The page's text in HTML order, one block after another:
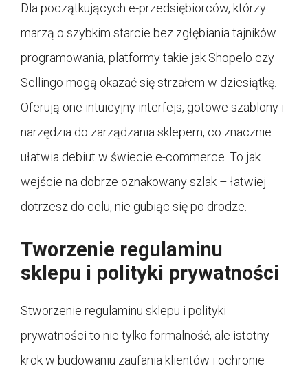
Dla początkujących e-przedsiębiorców, którzy
marzą o szybkim starcie bez zgłębiania tajników
programowania, platformy takie jak Shopelo czy
Sellingo mogą okazać się strzałem w dziesiątkę.
Oferują one intuicyjny interfejs, gotowe szablony i
narzędzia do zarządzania sklepem, co znacznie
ułatwia debiut w świecie e-commerce. To jak
wejście na dobrze oznakowany szlak – łatwiej
dotrzesz do celu, nie gubiąc się po drodze.
Tworzenie regulaminu
sklepu i polityki prywatności
Stworzenie regulaminu sklepu i polityki
prywatności to nie tylko formalność, ale istotny
krok w budowaniu zaufania klientów i ochronie